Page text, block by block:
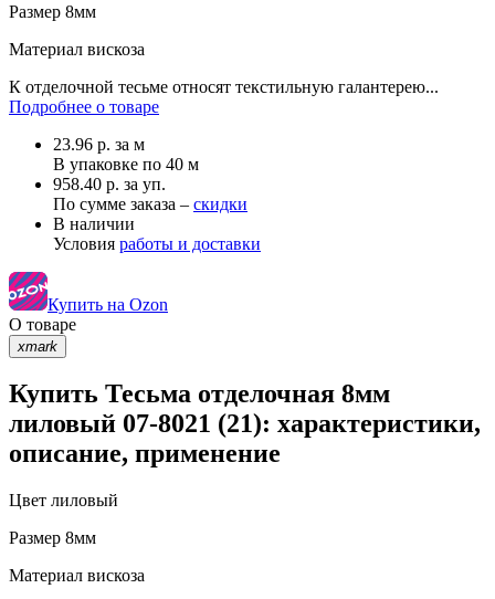
Размер 8мм
Материал вискоза
К отделочной тесьме относят текстильную галантерею...
Подробнее о товаре
23.96 р. за м
В упаковке по 40 м
958.40 р. за уп.
По сумме заказа – скидки
В наличии
Условия работы и доставки
Купить на Ozon
О товаре
xmark
Купить Тесьма отделочная 8мм
лиловый 07-8021 (21): характеристики,
описание, применение
Цвет лиловый
Размер 8мм
Материал вискоза